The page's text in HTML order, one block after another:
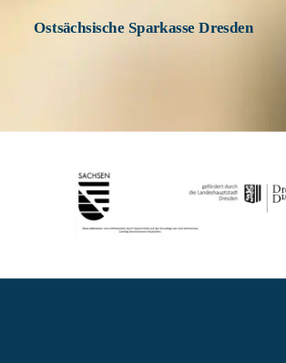
Ostsächsische Sparkasse Dresden